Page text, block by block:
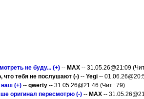
не буду... (+) -- MAX -- 31.05.26@21:09
что тебя не послушают (-) -- Yegi --
наш (+) -- qwerty -- 31.05.26@21:46 (Чит.: 79)
оригинал пересмотрю (-) -- MAX --